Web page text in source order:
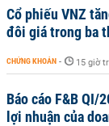
Cổ phiếu VNZ
đôi giá trong ba
CHỨNG KHOÁN - 15 giờ
Báo cáo F&B QI/
lợi nhuận của